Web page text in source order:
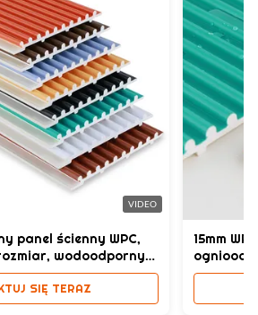
kompozyt
wytrzymałości,
,
kamienia Materiał kompozytowy z
VIDEO
panel ścienny WPC,
wodoodporny
SIĘ TERAZ
15mm